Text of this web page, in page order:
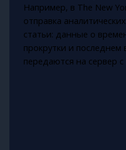
Например, в The New
отправка
статьи: данные о
прокрутки и
передаются на сервер